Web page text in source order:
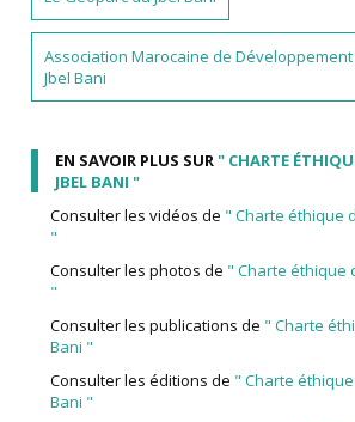
Association Marocaine de
Jbel Bani
EN SAVOIR PLUS SUR" CHARTE
JBEL BANI "
Consulter les vidéos de " Charte éthique
"
Consulter les photos de " Charte éthique
"
Consulter les publications de " Charte
Bani "
Consulter les éditions de " Charte
Bani "